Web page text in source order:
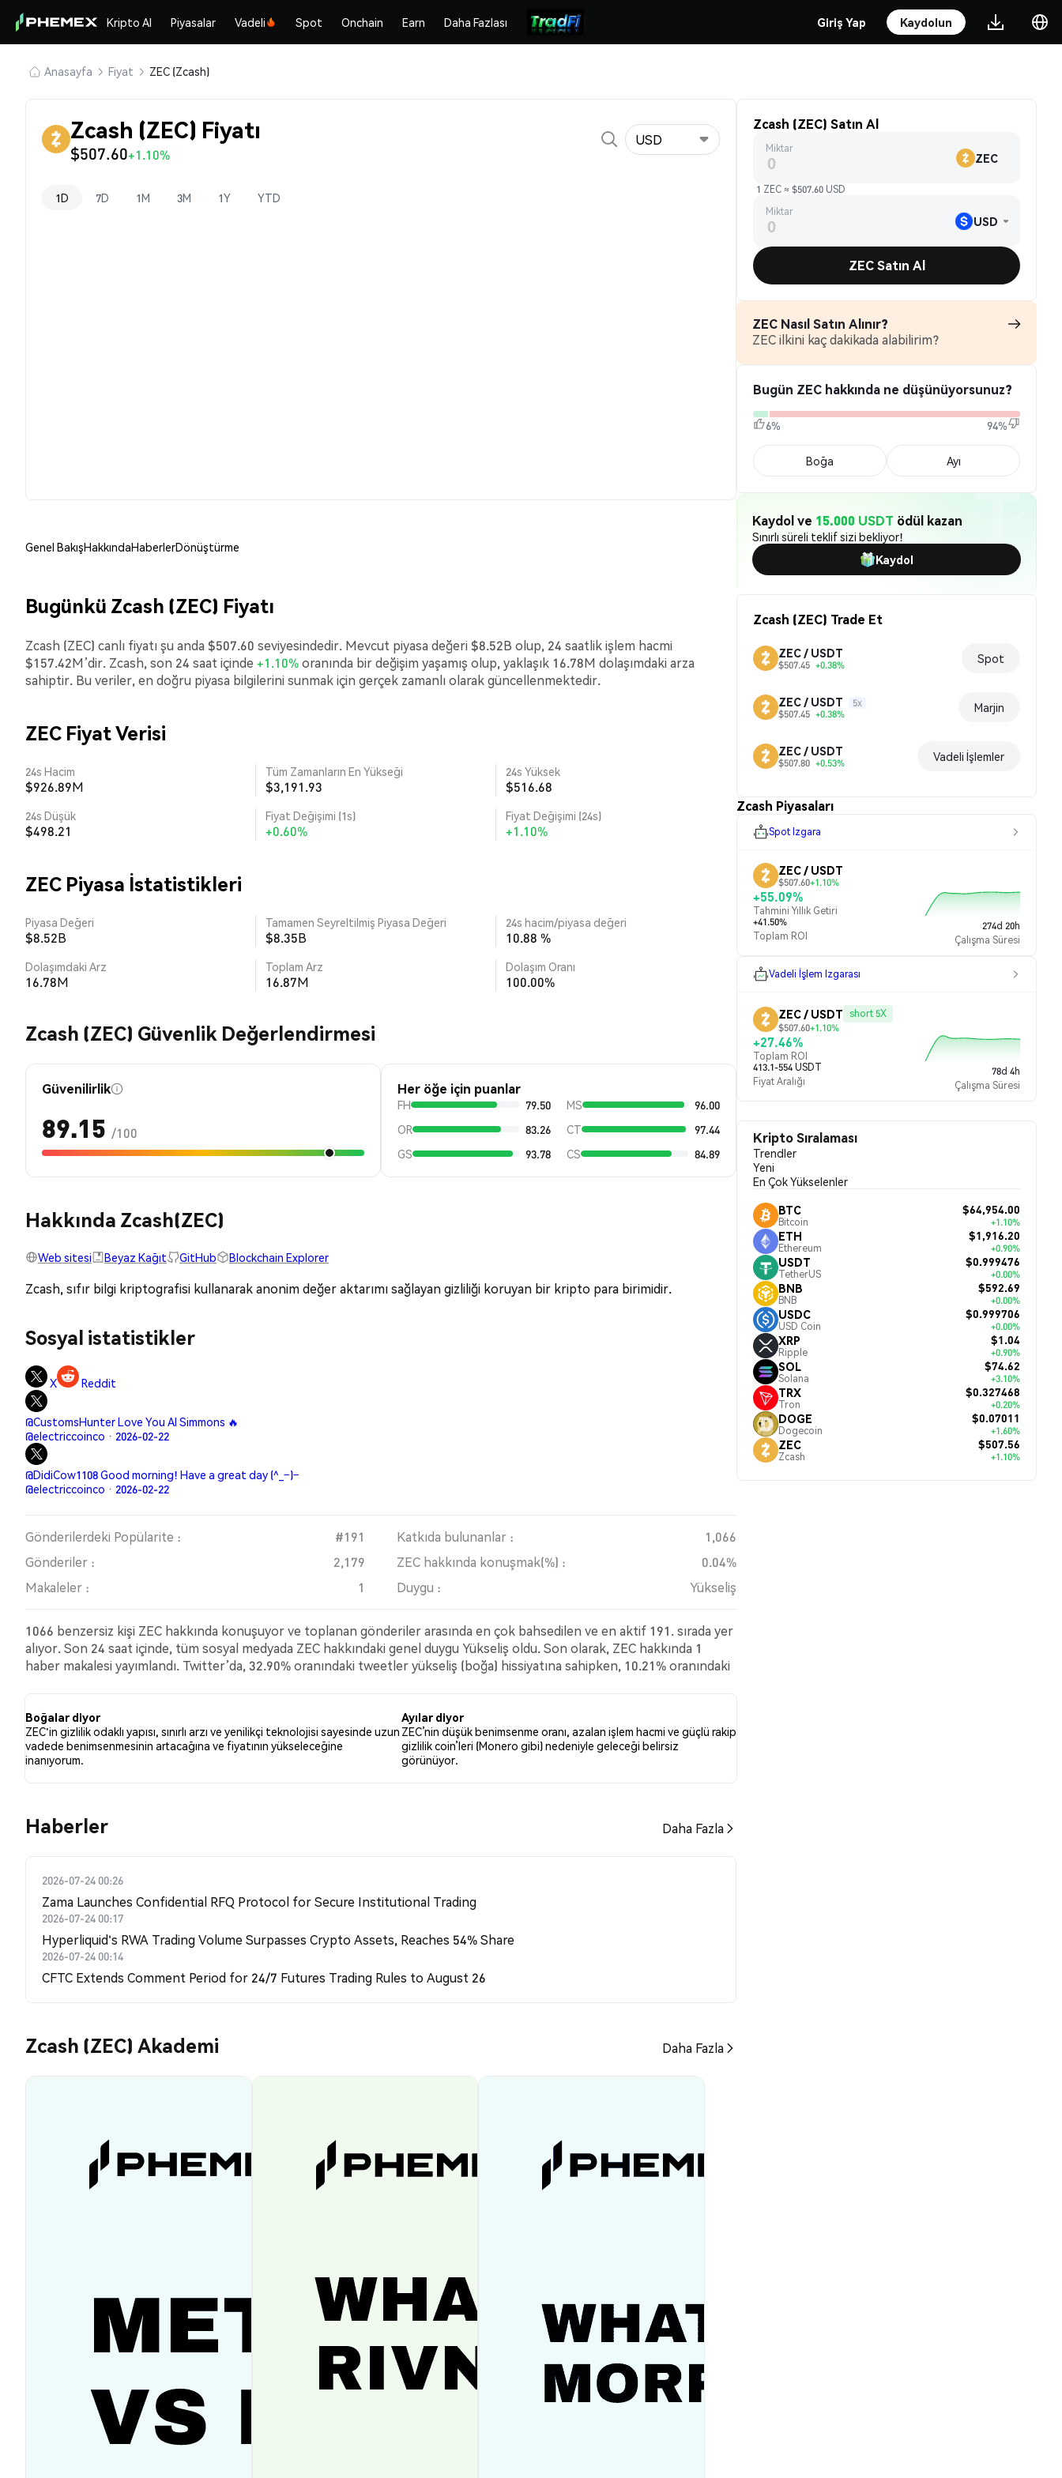
Kripto Al Piyasalar Vadeli Spot Onchain Earn Daha Fazlası Giriş Yap Kaydolun
Anasayfa Fiyat ZEC (Zcash)
Zcash (ZEC) Fiyatı
$507.60+1.10%
USD
1D 7D 1M 3M 1Y YTD
Genel BakışHakkındaHaberlerDönüştürme
Bugünkü Zcash (ZEC) Fiyatı
Zcash (ZEC) canlı fiyatı şu anda $507.60 seviyesindedir. Mevcut piyasa değeri $8.52B olup, 24 saatlik işlem hacmi
$157.42M’dir. Zcash, son 24 saat içinde +1.10%oranında bir değişim yaşamış olup, yaklaşık 16.78M dolaşımdaki arza
sahiptir. Bu veriler, en doğru piyasa bilgilerini sunmak için gerçek zamanlı olarak güncellenmektedir.
ZEC Fiyat Verisi
24s Hacim
$926.89M
Tüm Zamanların En Yükseği
$3,191.93
24s Yüksek
$516.68
24s Düşük
$498.21
Fiyat Değişimi (1s)
+0.60%
Fiyat Değişimi (24s)
+1.10%
ZEC Piyasa İstatistikleri
Piyasa Değeri
$8.52B
Tamamen Seyreltilmiş Piyasa Değeri
$8.35B
24s hacim/piyasa değeri
10.88 %
Dolaşımdaki Arz
16.78M
Toplam Arz
16.87M
Dolaşım Oranı
100.00%
Zcash (ZEC) Güvenlik Değerlendirmesi
Güvenilirlik
89.15 /100
Her öğe için puanlar
FH 79.50 MS
96.00
OR
83.26 CT
97.44
GS
93.78 CS 84.89
Hakkında Zcash(ZEC)
Web sitesi Beyaz Kağıt GitHub Blockchain Explorer
Zcash, sıfır bilgi kriptografisi kullanarak anonim değer aktarımı sağlayan gizliliği koruyan bir kripto para birimidir.
Sosyal istatistikler
X Reddit
@CustomsHunter Love You Al Simmons 🔥
@electriccoinco · 2026-02-22
@DidiCow1108 Good morning! Have a great day (^_−)−
@electriccoinco · 2026-02-22
Gönderilerdeki Popülarite : #191 Katkıda bulunanlar :
1,066
Gönderiler :
2,179 ZEC hakkında konuşmak(%) :
0.04%
Makaleler :
1 Duygu : Yükseliş
1066 benzersiz kişi ZEC hakkında konuşuyor ve toplanan gönderiler arasında en çok bahsedilen ve en aktif 191. sırada yer
alıyor. Son 24 saat içinde, tüm sosyal medyada ZEC hakkındaki genel duygu Yükseliş oldu. Son olarak, ZEC hakkında 1
haber makalesi yayımlandı. Twitter’da, 32.90% oranındaki tweetler yükseliş (boğa) hissiyatına sahipken, 10.21% oranındaki
Boğalar diyor
ZEC'in gizlilik odaklı yapısı, sınırlı arzı ve yenilikçi teknolojisi sayesinde uzun
vadede benimsenmesinin artacağına ve fiyatının yükseleceğine
inanıyorum.
Ayılar diyor
ZEC’nin düşük benimsenme oranı, azalan işlem hacmi ve güçlü rakip
gizlilik coin’leri (Monero gibi) nedeniyle geleceği belirsiz
görünüyor.
Haberler Daha Fazla
2026-07-24 00:26
Zama Launches Confidential RFQ Protocol for Secure Institutional Trading
2026-07-24 00:17
Hyperliquid's RWA Trading Volume Surpasses Crypto Assets, Reaches 54% Share
2026-07-24 00:14
CFTC Extends Comment Period for 24/7 Futures Trading Rules to August 26
Zcash (ZEC) Akademi Daha Fazla
Zcash (ZEC) Satın Al
Miktar
ZEC
1 ZEC ≈ $507.60 USD
Miktar
USD
ZEC Satın Al
ZEC Nasıl Satın Alınır?
ZEC ilkini kaç dakikada alabilirim?
Bugün ZEC hakkında ne düşünüyorsunuz?
6% 94%
Boğa Ayı
Kaydol ve 15.000 USDT ödül kazan
Sınırlı süreli teklif sizi bekliyor!
Kaydol
Zcash (ZEC) Trade Et
ZEC / USDT
$507.45 +0.38% Spot
ZEC / USDT
5x
$507.45 +0.38% Marjin
ZEC / USDT
$507.80 +0.53% Vadeli İşlemler
Zcash Piyasaları
Spot Izgara
ZEC / USDT
$507.60+1.10%
+55.09%
Tahmini Yıllık Getiri
+41.50%
Toplam ROI
274d 20h
Çalışma Süresi
Vadeli İşlem Izgarası
ZEC / USDT short 5X
$507.60+1.10%
+27.46%
Toplam ROI
413.1-554 USDT
Fiyat Aralığı
78d 4h
Çalışma Süresi
Kripto Sıralaması
Trendler
Yeni
En Çok Yükselenler
BTC
Bitcoin
$64,954.00
+1.10%
ETH
Ethereum
$1,916.20
+0.90%
USDT
TetherUS
$0.999476
+0.00%
BNB
BNB
$592.69
+0.00%
USDC
USD Coin
$0.999706
+0.00%
XRP
Ripple
$1.04
+0.90%
SOL
Solana
$74.62
+3.10%
TRX
Tron
$0.327468
+0.20%
DOGE
Dogecoin
$0.07011
+1.60%
ZEC
Zcash
$507.56
+1.10%